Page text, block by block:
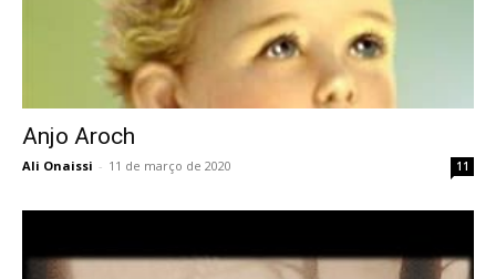
Anjo Aroch
Ali Onaissi - 11 de março de 2020 11